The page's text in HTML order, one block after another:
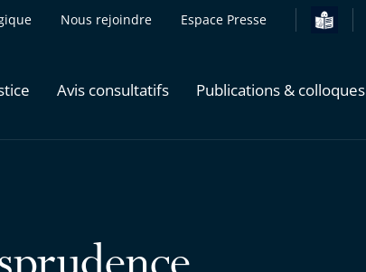
Nous rejoindre Espace Presse
Avis consultatifs Publications & colloques